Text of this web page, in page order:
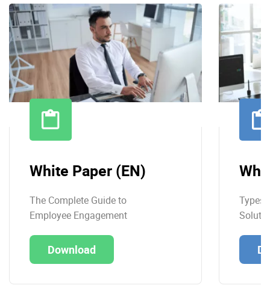
White Paper (EN)
The Complete Guide to
Employee Engagement
Download
Types